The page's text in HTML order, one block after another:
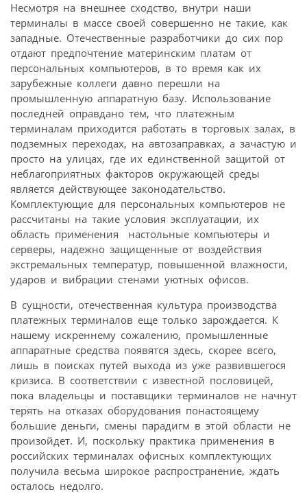
Несмотря на внешнее сходство, внутри наши
терминалы в массе своей совершенно не такие, как
западные. Отечественные разработчики до сих пор
отдают предпочтение материнским платам от
персональных компьютеров, в то время как их
зарубежные коллеги давно перешли на
промышленную аппаратную базу. Использование
последней оправдано тем, что платежным
терминалам приходится работать в торговых залах, в
подземных переходах, на автозаправках, а зачастую и
просто на улицах, где их единственной защитой от
неблагоприятных факторов окружающей среды
является действующее законодательство.
Комплектующие для персональных компьютеров не
рассчитаны на такие условия эксплуатации, их
область применения  настольные компьютеры и
серверы, надежно защищенные от воздействия
экстремальных температур, повышенной влажности,
ударов и вибрации стенами уютных офисов.
В сущности, отечественная культура производства
платежных терминалов еще только зарождается. К
нашему искреннему сожалению, промышленные
аппаратные средства появятся здесь, скорее всего,
лишь в поисках путей выхода из уже развившегося
кризиса. В соответствии с известной пословицей,
пока владельцы и поставщики терминалов не начнут
терять на отказах оборудования понастоящему
большие деньги, смены парадигм в этой области не
произойдет. И, поскольку практика применения в
российских терминалах офисных комплектующих
получила весьма широкое распространение, ждать
осталось недолго.